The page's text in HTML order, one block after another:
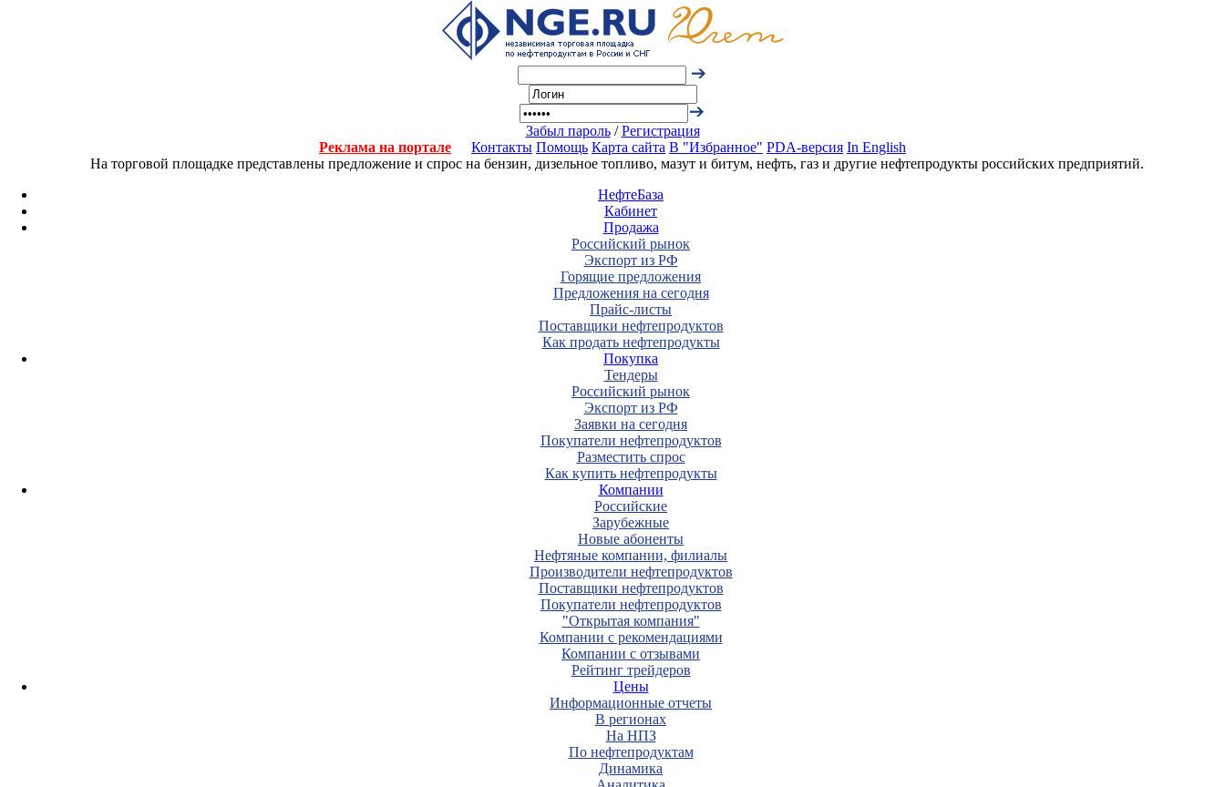
Забыл пароль/Регистрация
Реклама на портале
Контакты Помощь Карта сайта В "Избранное" PDA-версия In English
На торговой площадке представлены предложение и спрос на бензин, дизельное топливо, мазут и битум, нефть, газ и другие нефтепродукты российских предприятий.
НефтеБаза
Кабинет
Продажа
Российский рынок
Экспорт из РФ
Горящие предложения
Предложения на сегодня
Прайс-листы
Поставщики нефтепродуктов
Как продать нефтепродукты
Покупка
Тендеры
Российский рынок
Экспорт из РФ
Заявки на сегодня
Покупатели нефтепродуктов
Разместить спрос
Как купить нефтепродукты
Компании
Российские
Зарубежные
Новые абоненты
Нефтяные компании, филиалы
Производители нефтепродуктов
Поставщики нефтепродуктов
Покупатели нефтепродуктов
"Открытая компания"
Компании с рекомендациями
Компании с отзывами
Рейтинг трейдеров
Цены
Информационные отчеты
В регионах
На НПЗ
По нефтепродуктам
Динамика